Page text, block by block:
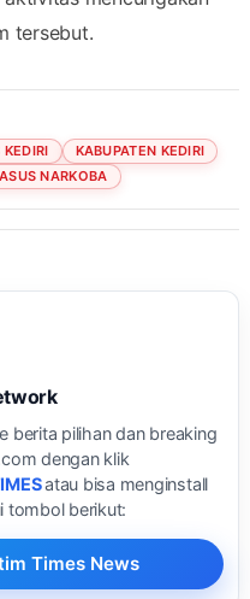
tersebut.
KEDIRI
KABUPATEN KEDIRI
NARKOBA
berita pilihan dan breaking
dengan klik
atau bisa menginstall
tombol berikut:
Times News